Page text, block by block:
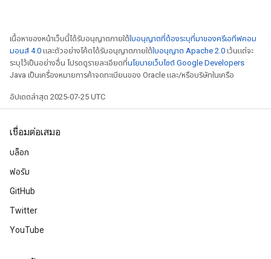
เนื้อหาของหน้าเว็บนี้ได้รับอนุญาตภายใต้ใบอนุญาตที่ต้องระบุที่มาของครีเอทีฟคอม
มอนส์ 4.0 และตัวอย่างโค้ดได้รับอนุญาตภายใต้ใบอนุญาต Apache 2.0 เว้นแต่จะ
ระบุไว้เป็นอย่างอื่น โปรดดูรายละเอียดที่นโยบายเว็บไซต์ Google Developers
Java เป็นเครื่องหมายการค้าจดทะเบียนของ Oracle และ/หรือบริษัทในเครือ
อัปเดตล่าสุด 2025-07-25 UTC
เชื่อมต่อเสมอ
บล็อก
ฟอรัม
GitHub
Twitter
YouTube